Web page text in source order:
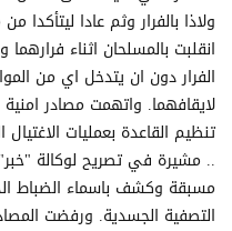
ولاذا بالفرار وثم عادا
انقلبت بالمسلحان اثناء
الفرار دون ان يتدخل اي من
لايقافهما. واتهمت مصادر
تنظيم القاعدة بعمليات
.. مشيرة في تصريح لوكالة "خبر"
مسبقة وكشف باسماء الضباط
التصفية الجسدية. ورفضت